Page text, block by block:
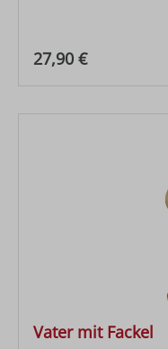
Regulärer Preis:
27,90 €
Vater mit Fackel